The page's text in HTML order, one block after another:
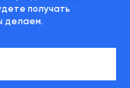
получать
делаем.